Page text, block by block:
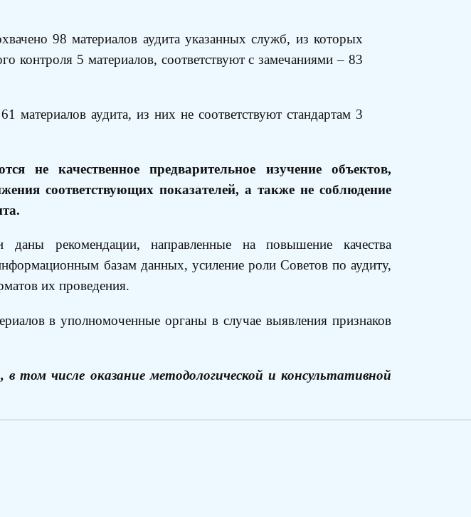
98 материалов аудита указанных служб, из которых
контроля 5 материалов, соответствуют с замечаниями – 83
материалов аудита, из них не соответствуют стандартам 3
не качественное предварительное изучение объектов,
соответствующих показателей, а также не соблюдение
рекомендации, направленные на повышение качества
базам данных, усиление роли Советов по аудиту,
их проведения.
в уполномоченные органы в случае выявления признаков
числе оказание методологической и консультативной